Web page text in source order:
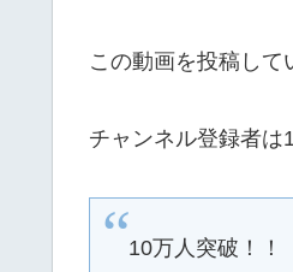
この動画を投稿して
チャンネル登録者は
10万人突破！！